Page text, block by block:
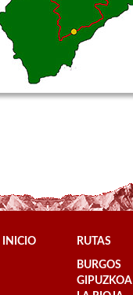
INICIO RUTAS
BURGOS
GIPUZKOA